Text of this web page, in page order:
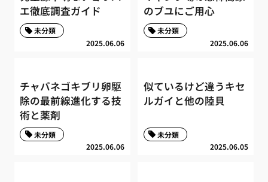
エ徹底調査ガイド
2025.06.06
未分類
のブユにご用心
2025.06.06
未分類
チャバネゴキブリ卵駆
除の最前線進化する技
術と薬剤
2025.06.06
未分類
似ているけど違うキセ
ルガイと他の陸貝
2025.06.05
未分類